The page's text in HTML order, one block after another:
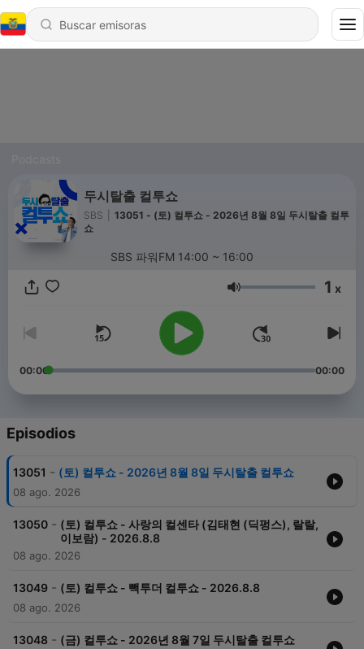
두시탈출 컬투쇼
SBS
13051 - (토) 컬투쇼 - 2026년 8월 8일 두시탈출 컬투
쇼
SBS 파워FM 14:00 ~ 16:00
Volumen 1 x
00:00 00:00
Episodios
13051 - (토) 컬투쇼 - 2026년 8월 8일 두시탈출 컬투쇼
08 ago. 2026
13050 - (토) 컬투쇼 - 사랑의 컬센타 (김태현 (딕펑스), 랄랄,
이보람) - 2026.8.8
08 ago. 2026
13049 - (토) 컬투쇼 - 빽투더 컬투쇼 - 2026.8.8
08 ago. 2026
13048 - (금) 컬투쇼 - 2026년 8월 7일 두시탈출 컬투쇼